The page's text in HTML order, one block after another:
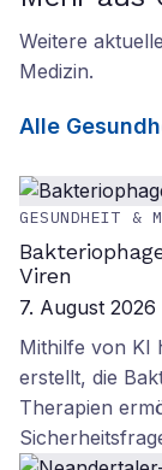
Weitere
Medizin.
Alle
GESUNDHEIT &
Viren
7. August 2026
Mithilfe von KI
erstellt, die
Therapien